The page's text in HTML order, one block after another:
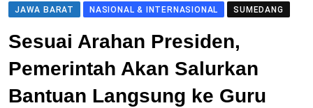
JAWA BARAT NASIONAL & INTERNASIONAL SUMEDANG
Sesuai Arahan Presiden,
Pemerintah Akan Salurkan
Bantuan Langsung ke Guru